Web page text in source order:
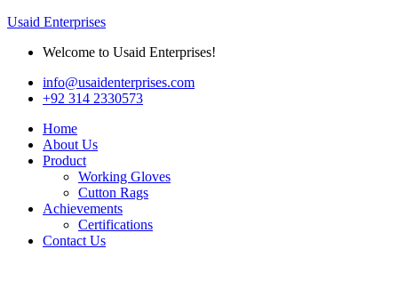
Usaid Enterprises
Welcome to Usaid Enterprises!
info@usaidenterprises.com
+92 314 2330573
Home
About Us
Product
Working Gloves
Cutton Rags
Achievements
Certifications
Contact Us